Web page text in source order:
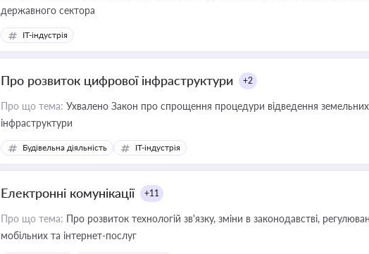
державного сектора
IT-індустрія
Про розвиток цифрової інфраструктури +2
Про що тема: Ухвалено Закон про спрощення процедури відведення
інфраструктури
Будівельна діяльність IT-індустрія
Електронні комунікації +11
Про що тема: Про розвиток технологій зв'язку, зміни в законодавстві,
мобільних та інтернет-послуг